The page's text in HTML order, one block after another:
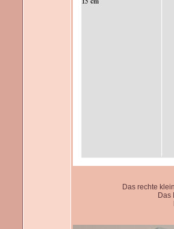
Das rechte
Das